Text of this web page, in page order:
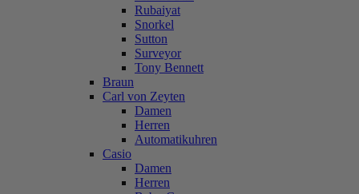
Rubaiyat
Snorkel
Sutton
Surveyor
Tony Bennett
Braun
Carl von Zeyten
Damen
Herren
Automatikuhren
Casio
Damen
Herren